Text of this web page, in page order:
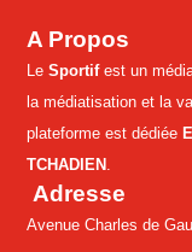
A Propos
LeSportifest un
la médiatisation et la
plateforme est dédiée
TCHADIEN .
Adresse
Avenue Charles de